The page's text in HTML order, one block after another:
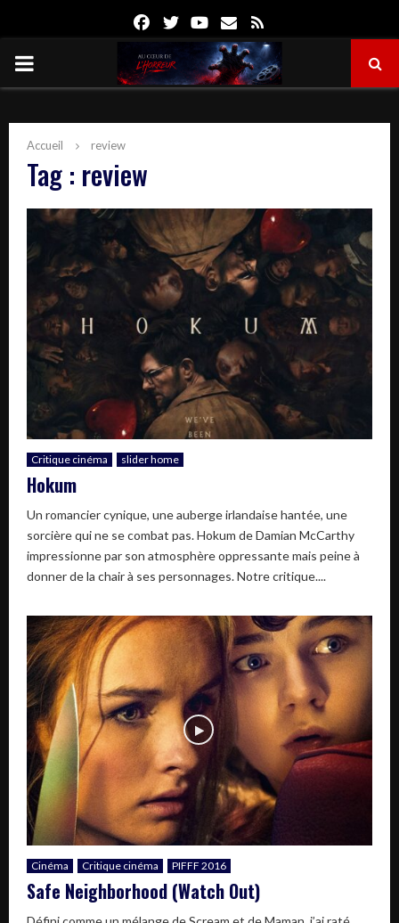
FacebookTwitterYoutube
Email
PRIMARY
Accueil review
Tag : review
Critique cinéma slider home
Hokum
Un romancier cynique, une auberge irlandaise hantée, une
sorcière qui ne se combat pas. Hokum de Damian McCarthy
impressionne par son atmosphère oppressante mais peine à
donner de la chair à ses personnages. Notre critique....
Cinéma Critique cinéma PIFFF 2016
Safe Neighborhood (Watch Out)